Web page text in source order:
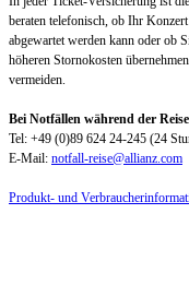
beraten telefonisch, ob Ihr
abgewartet werden kann oder ob
höheren Stornokosten
vermeiden.
Bei Notfällen während der
Tel: +49 (0)89 624 24-245 (24
E-Mail: notfall-reise@allianz.com
Produkt- und